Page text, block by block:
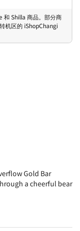
和 Shilla 商品。部分商
机区的 iShopChangi
Gold Bar
a cheerful bear